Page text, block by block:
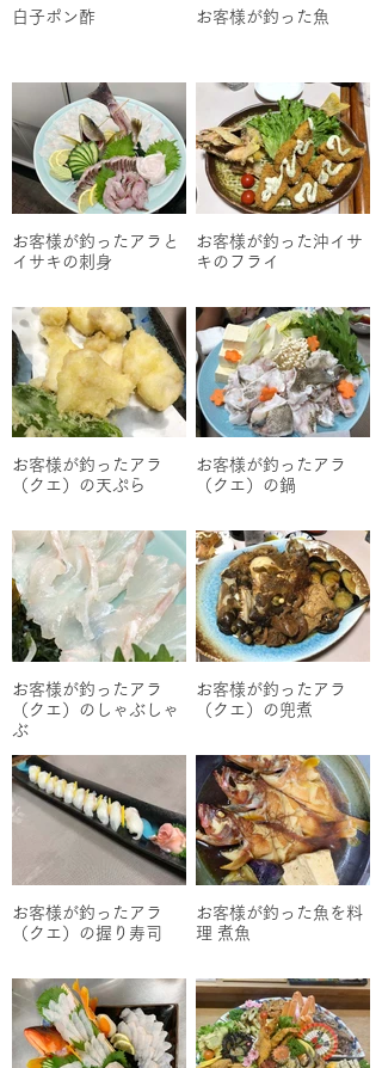
白子ポン酢 お客様が釣った魚
お客様が釣ったアラと
イサキの刺身
お客様が釣った沖イサ
キのフライ
お客様が釣ったアラ
（クエ）の天ぷら
お客様が釣ったアラ
（クエ）の鍋
お客様が釣ったアラ
（クエ）のしゃぶしゃ
ぶ
お客様が釣ったアラ
（クエ）の兜煮
お客様が釣ったアラ
（クエ）の握り寿司
お客様が釣った魚を料
理 煮魚